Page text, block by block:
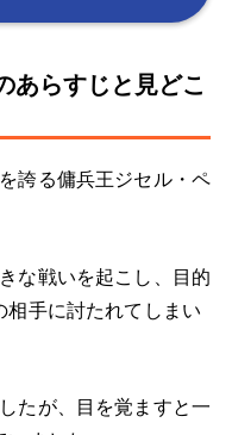
あらすじと見どこ
誇る傭兵王ジセル・ペ
な戦いを起こし、目的
相手に討たれてしまい
たが、目を覚ますと一